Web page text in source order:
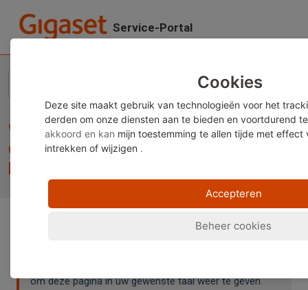
Service-Portal
When I receive an incoming call on my
Gigaset smartphone, the screen stays
om deze pagina in uw gewenste taal weer te geven.
Cookies
Deze site maakt gebruik van technologieën voor het
derden om onze diensten aan te bieden en voortdurend
akkoord en kan mijn toestemming te allen tijde met effect
intrekken of wijzigen .
Accepteren
Beheer cookies